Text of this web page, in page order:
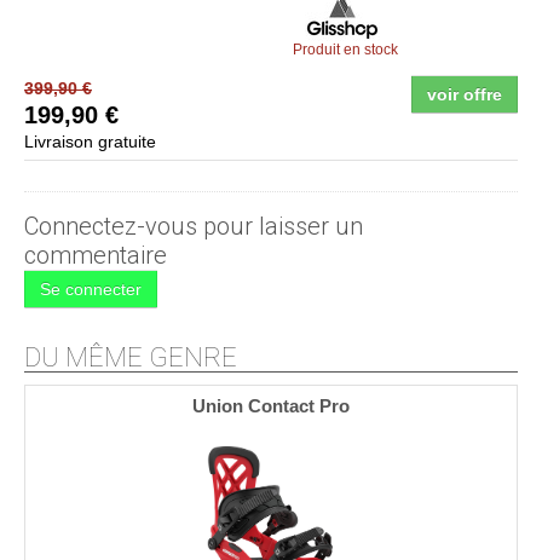
Produit en stock
399,90 €
199,90 €
Livraison gratuite
voir offre
Connectez-vous pour laisser un
commentaire
Se connecter
DU MÊME GENRE
Union Contact Pro